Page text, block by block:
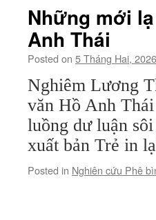
Những mới
Anh Thái
Posted on 5 Tháng Hai, 2026
Nghiêm Lương
văn Hồ Anh
luồng dư luận
xuất bản Trẻ in
Posted in Nghiên cứu Phê